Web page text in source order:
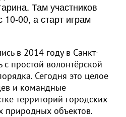
Там участников
10-00, а старт играм
в 2014 году в Санкт-
с простой волонтёрской
Сегодня это целое
и командные
территорий городских
природных объектов.